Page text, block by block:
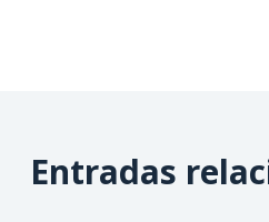
Entradas